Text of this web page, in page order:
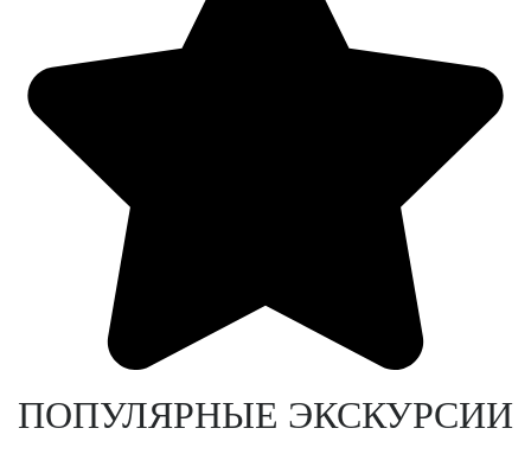
ПОПУЛЯРНЫЕ ЭКСКУРСИИ